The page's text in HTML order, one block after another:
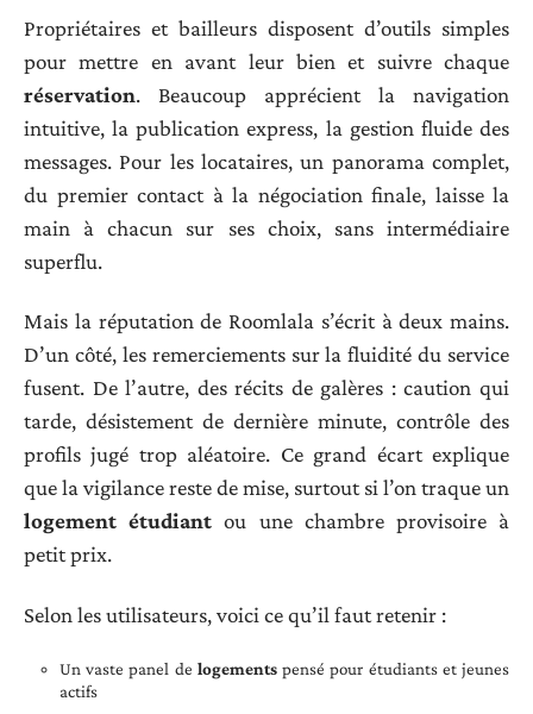
Propriétaires et bailleurs disposent d’outils simples
pour mettre en avant leur bien et suivre chaque
réservation. Beaucoup apprécient la navigation
intuitive, la publication express, la gestion fluide des
messages. Pour les locataires, un panorama complet,
du premier contact à la négociation finale, laisse la
main à chacun sur ses choix, sans intermédiaire
superflu.
Mais la réputation de Roomlala s’écrit à deux mains.
D’un côté, les remerciements sur la fluidité du service
fusent. De l’autre, des récits de galères : caution qui
tarde, désistement de dernière minute, contrôle des
profils jugé trop aléatoire. Ce grand écart explique
que la vigilance reste de mise, surtout si l’on traque un
logement étudiant ou une chambre provisoire à
petit prix.
Selon les utilisateurs, voici ce qu’il faut retenir :
Un vaste panel de logementspensé pour étudiants et jeunes
actifs